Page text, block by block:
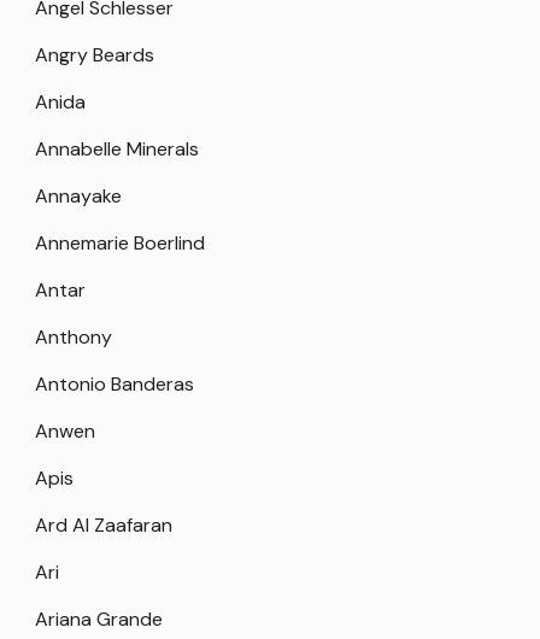
Angel Schlesser
Angry Beards
Anida
Annabelle Minerals
Annayake
Annemarie Boerlind
Antar
Anthony
Antonio Banderas
Anwen
Apis
Ard Al Zaafaran
Ari
Ariana Grande